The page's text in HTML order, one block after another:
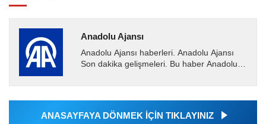
Anadolu Ajansı
Anadolu Ajansı haberleri. Anadolu Ajansı
Son dakika gelişmeleri. Bu haber Anadolu
Ajansı tarafından...
ANASAYFAYA DÖNMEK İÇİN TIKLAYINIZ